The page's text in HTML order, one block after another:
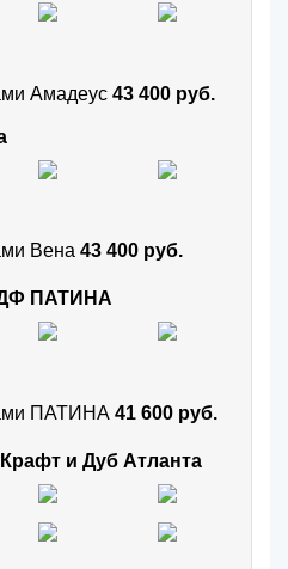
Амадеус 43 400 руб.
Вена 43 400 руб.
ПАТИНА
ПАТИНА 41 600 руб.
и Дуб Атланта